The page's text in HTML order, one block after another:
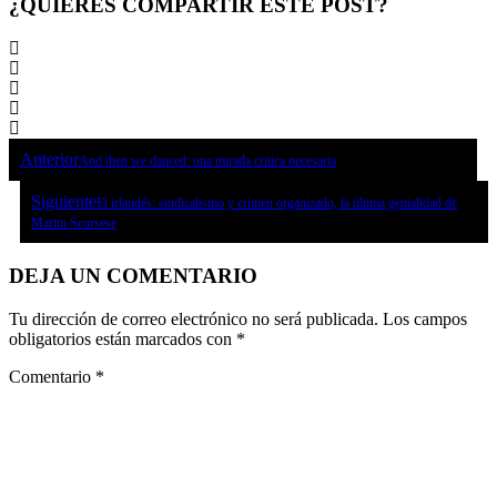
¿QUIERES COMPARTIR ESTE POST?
AnteriorAnd then we danced: una mirada crítica necesaria
SiguienteEl irlandés: sindicalismo y crimen organizado, la última genialidad de
Martin Scorsese
DEJA UN COMENTARIO
Tu dirección de correo electrónico no será publicada. Los campos
obligatorios están marcados con *
Comentario *